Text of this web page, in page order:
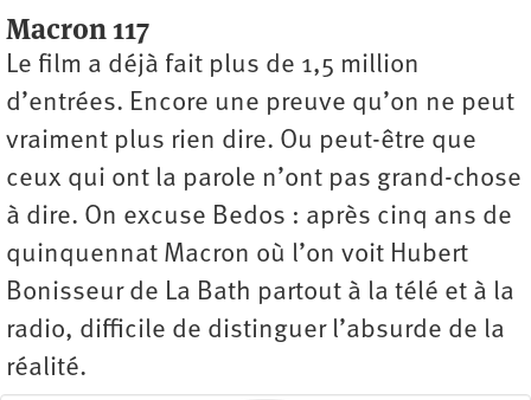
Macron 117
Le film a déjà fait plus de 1,5 million
d’entrées. Encore une preuve qu’on ne peut
vraiment plus rien dire. Ou peut-être que
ceux qui ont la parole n’ont pas grand-chose
à dire. On excuse Bedos : après cinq ans de
quinquennat Macron où l’on voit Hubert
Bonisseur de La Bath partout à la télé et à la
radio, difficile de distinguer l’absurde de la
réalité.